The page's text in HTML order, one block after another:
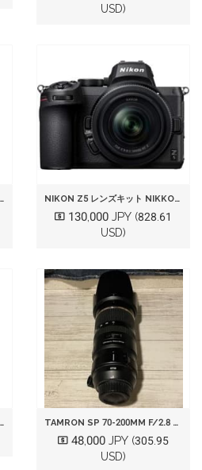
USD)
NIKKOR Z 24-70MM F/4 S ズームレンズ NIKON Z5 レンズキット NIKKOR Z 24-50MM F/4-6.3
130,000 JPY (828.61
USD)
フード付 NIKON AF NIKKOR 70-300MM 1:4-5.6DED TAMRON SP 70-200MM F/2.8 DI VC USD ニコン用
48,000 JPY (305.95
USD)